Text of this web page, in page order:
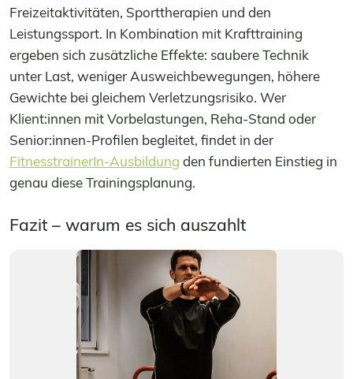
Freizeitaktivitäten, Sporttherapien und den
Leistungssport. In Kombination mit Krafttraining
ergeben sich zusätzliche Effekte: saubere Technik
unter Last, weniger Ausweichbewegungen, höhere
Gewichte bei gleichem Verletzungsrisiko. Wer
Klient:innen mit Vorbelastungen, Reha-Stand oder
Senior:innen-Profilen begleitet, findet in der
FitnesstrainerIn-Ausbildung den fundierten Einstieg in
genau diese Trainingsplanung.
Fazit – warum es sich auszahlt